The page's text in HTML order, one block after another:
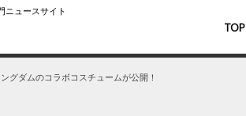
ニュースサイト
TOP
グダムのコラボコスチュームが公開！